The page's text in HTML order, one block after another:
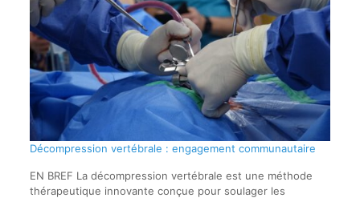
Décompression vertébrale : engagement communautaire
EN BREF La décompression vertébrale est une méthode
thérapeutique innovante conçue pour soulager les